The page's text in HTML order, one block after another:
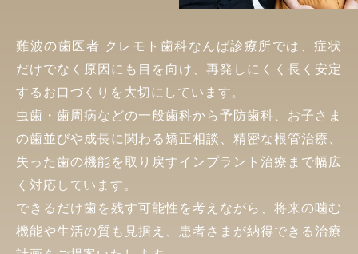
難波の歯医者 クレモト歯科なんば診療所では、症状
だけでなく原因にも目を向け、再発しにくく長く安定
するお口づくりを大切にしています。
虫歯・歯周病などの一般歯科から予防歯科、お子さま
の歯並びや成長に関わる矯正相談、精密な根管治療、
失った歯の機能を取り戻すインプラント治療まで幅広
く対応しています。
できるだけ歯を残す可能性を考えながら、将来の噛む
機能や生活の質も見据え、患者さまが納得できる治療